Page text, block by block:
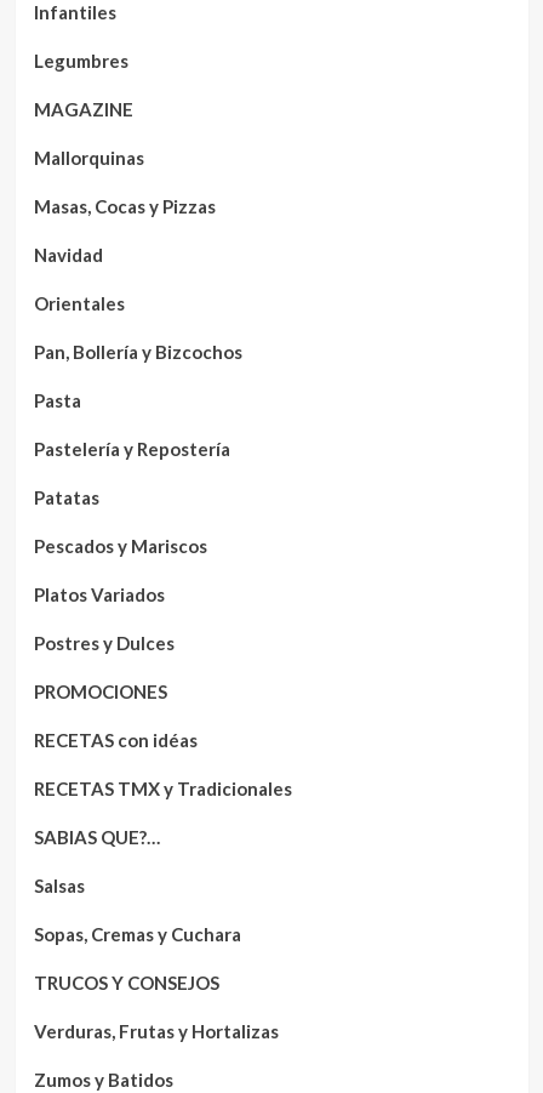
Infantiles
Legumbres
MAGAZINE
Mallorquinas
Masas, Cocas y Pizzas
Navidad
Orientales
Pan, Bollería y Bizcochos
Pasta
Pastelería y Repostería
Patatas
Pescados y Mariscos
Platos Variados
Postres y Dulces
PROMOCIONES
RECETAS con idéas
RECETAS TMX y Tradicionales
SABIAS QUE?…
Salsas
Sopas, Cremas y Cuchara
TRUCOS Y CONSEJOS
Verduras, Frutas y Hortalizas
Zumos y Batidos